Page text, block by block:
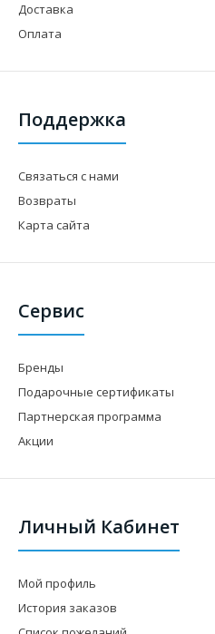
Доставка
Оплата
Поддержка
Связаться с нами
Возвраты
Карта сайта
Сервис
Бренды
Подарочные сертификаты
Партнерская программа
Акции
Личный Кабинет
Мой профиль
История заказов